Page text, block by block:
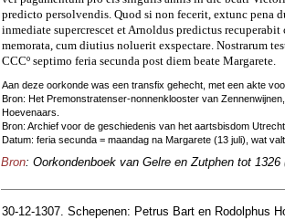
predicto persolvendis. Quod si non fecerit, extunc pena
inmediate supercrescet et Arnoldus predictus
memorata, cum diutius noluerit exspectare. Nostrarum
CCCº septimo feria secunda post diem beate Margarete.
Aan deze oorkonde was een transfix gehecht, met een akte
Bron: Het Premonstratenser-nonnenklooster van
Hoevenaars.
Bron: Archief voor de geschiedenis van het aartsbisdom
Datum: feria secunda = maandag na Margarete (13 juli), wat
Bron: Oorkondenboek van Gelre en Zutphen tot 1326
30-12-1307. Schepenen: Petrus Bart en Rodolphus